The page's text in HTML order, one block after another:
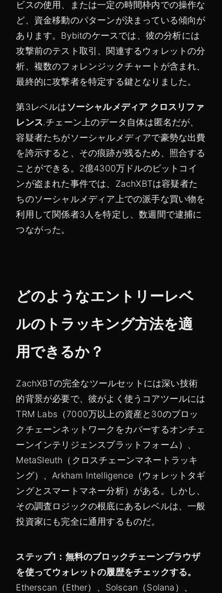
ビスの使用、または一定の時間枠内での操作な
ど、資金移動のパターンが決まっている傾向が
あります。Bybitのケースでは、彼の分析には
攻撃前のテスト取引、関連するウォレットの分
析、複数のフォレンジックチャートが含まれ、
最終的に攻撃者を特定する鍵となりました。
第3レベルはソーシャルメディア クロスリファ
レンス.チェーン上のデータ自体は匿名だが、
容疑者たちがソーシャルメディアで豪勢な出費
を誇示すると、その痕跡が残るため、照合する
ことができる。2億4300万ドルのビットコイ
ンが盗まれた事件では、ZachXBTは容疑者た
ちのソーシャルメディア上での派手な買い物を
利用して関係者3人を特定し、数週間で逮捕に
つながった。
どのようなエントリーレベ
ルのトラッキング方法を適
用できるか？
ZachXBTの完全なツールセットには深い技術
的背景が必要で、彼がよく使うコアツールには
TRM Labs（7000万以上の資産と30のブロッ
クチェーンネットワークをカバーするオンチェ
ーンインテリジェンスプラットフォーム）、
MetaSleuth（クロスチェーンマネートラッキ
ング）、Arkham Intelligence（ウォレットタギ
ングとスマートマネー分析）がある。しかし、
その調査ロジックの根底にあるレベルは、一般
投資家にも完全に通用するものだ。
ステップ1：無料のブロックチェーンブラウザ
を使ってウォレットの履歴をチェックする。
Etherscan（Ether）、Solscan（Solana）、